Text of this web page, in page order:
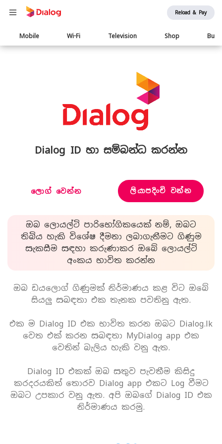
Reload & Pay
Main
navigation
Mobile Wi-Fi Television Shop
Dialog ID හා සම්බන්ධ කරන්න
ලොග් වෙන්න ලියාපදිංචි වන්න
ඔබ ලොයල්ටි පාරිභෝගිකයෙක් නම්, ඔබට
තිබිය හැකි විශේෂ දීමනා ලබාගැනීමට ගිණුම
සැකසීම සඳහා කරුණාකර ඔබේ ලොයල්ටි
අංකය භාවිත කරන්න
ඔබ ඩයලොග් ගිණුමක් නිර්මාණය කළ විට ඔබේ
සියලු සබඳතා එක තැනක පවතිනු ඇත.
එක ම Dialog ID එක භාවිත කරන ඔබට Dialog.lk
වෙත එක් කරන සබඳතා MyDialog app එක
වෙතින් බැලිය හැකි වනු ඇත.
Dialog ID එකක් ඔබ සතුව පැවතීම කිසිදු
කරදරයකිත් තොරව Dialog app එකට Log වීමට
ඔබට උපකාර වනු ඇත. අපි ඔබගේ Dialog ID එක
නිර්මාණය කරමු.